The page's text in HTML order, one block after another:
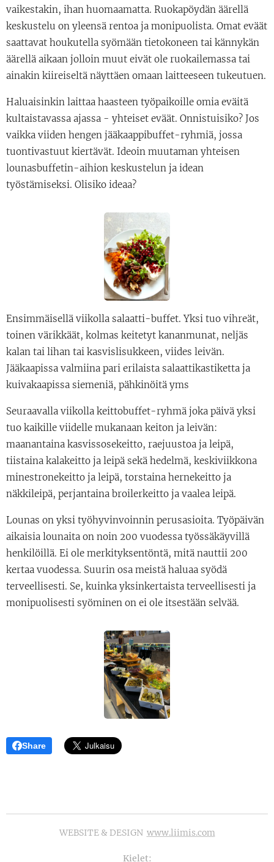
vaikestakin, ihan huomaamatta. Ruokapöydän äärellä
keskustelu on yleensä rentoa ja monipuolista. Omat eväät
saattavat houkutella syömään tietokoneen tai kännykän
äärellä aikaan jolloin muut eivät ole ruokailemassa tai
ainakin kiireiseltä näyttäen omaan laitteeseen tukeutuen.
Haluaisinkin laittaa haasteen työpaikoille omia eväitä
kultaistavassa ajassa - yhteiset eväät. Onnistuisiko? Jos
vaikka viiden hengen jääkaappibuffet-ryhmiä, jossa
tuontivastuut kiertävät. Ideoin muutaman yhteisen
lounasbuffetin-aihion keskustelun ja idean
työstämiseksi. Olisiko ideaa?
Ensimmäisellä viikolla salaatti-buffet. Yksi tuo vihreät,
toinen värikkäät, kolmas keitetyt kananmunat, neljäs
kalan tai lihan tai kasvislisukkeen, viides leivän.
Jääkaapissa valmiina pari erilaista salaattikastiketta ja
kuivakaapissa siemeniä, pähkinöitä yms
Seuraavalla viikolla keittobuffet-ryhmä joka päivä yksi
tuo kaikille viidelle mukanaan keiton ja leivän:
maanantaina kasvissosekeitto, raejuustoa ja leipä,
tiistaina kalakeitto ja leipä sekä hedelmä, keskiviikkona
minestronekeitto ja leipä, torstaina hernekeitto ja
näkkileipä, perjantaina broilerkeitto ja vaalea leipä.
Lounas on yksi työhyvinvoinnin perusasioita. Työpäivän
aikaisia lounaita on noin 200 vuodessa työssäkäyvillä
henkilöillä. Ei ole merkityksentöntä, mitä nauttii 200
kertaa vuodessa. Suurin osa meistä haluaa syödä
terveellisesti. Se, kuinka yksinkertaista terveellisesti ja
monipuolisesti syöminen on ei ole itsestään selvää.
Share
WEBSITE & DESIGN www.liimis.com
Kielet